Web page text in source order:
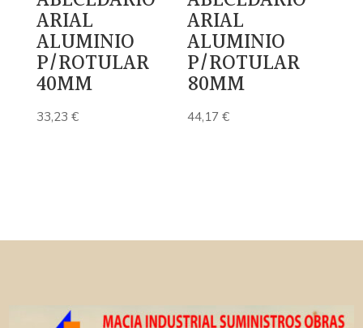
ARIAL
ALUMINIO
P/ROTULAR
40MM
33,23 €
ARIAL
ALUMINIO
P/ROTULAR
80MM
44,17€